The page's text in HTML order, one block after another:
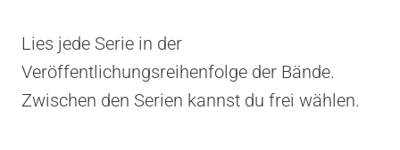
Lies jede Serie in der
Veröffentlichungsreihenfolge der Bände.
Zwischen den Serien kannst du frei wählen.